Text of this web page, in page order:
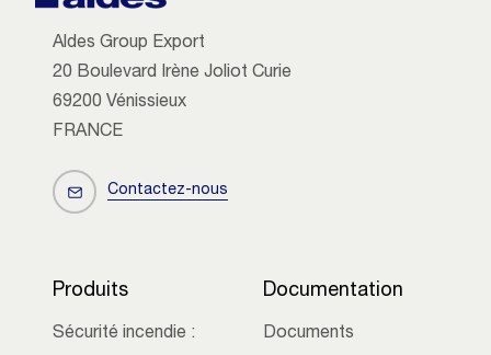
Aldes Group Export
20 Boulevard Irène Joliot Curie
69200 Vénissieux
FRANCE
Contactez-nous
Produits
Sécurité incendie :
Documentation
Documents